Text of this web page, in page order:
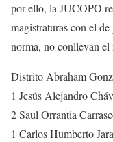
por ello, la JUCOPO
magistraturas con el
norma, no conllevan
Distrito Abraham
1 Jesús Alejandro
2 Saul Orrantia
1 Carlos Humberto